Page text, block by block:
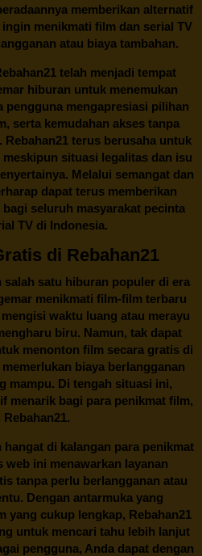
memberikan alternatif
menikmati film dan serial TV
atau biaya tambahan.
telah menjadi tempat
hiburan untuk menemukan
pengguna mengapresiasi pilihan
serta kemudahan akses tanpa
Rebahan21terus berusaha untuk
situasi legalitas dan isu
Melalui semangat dan
dapat terus memberikan
seluruh masyarakat pecinta
TV di Indonesia.
di Rebahan21
satu hiburan populer di era
menikmati film-film terbaru
waktu luang atau merayu
biru. Namun, tak dapat
menonton film secara gratis di
biaya berlangganan
mampu. Di tengah situasi ini,
menarik bagi para penikmat film,
Rebahan21.
di kalangan para penikmat
ini menawarkan layanan
tanpa perlu berlangganan atau
Dengan antarmuka yang
yang cukup lengkap, Rebahan21
untuk mencari tahu lebih lanjut
pengguna, Anda dapat dengan